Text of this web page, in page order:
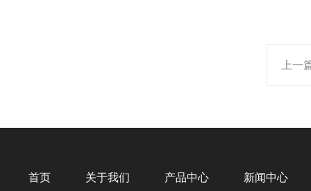
上一
首页 关于我们 产品中心 新闻中心